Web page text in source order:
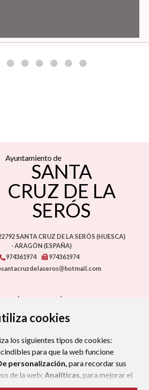
cookies
los siguientes tipos de cookies:
para que la web funcione
personalización, para recordar sus
de la web; Analíticas, para mejorar el
la web y sus servicios.
Ayuntamiento de
SANTA
CRUZ DE LA
SERÓS
SANTA CRUZ DE LA SERÓS (HUESCA)
- ARAGÓN (ESPAÑA)
974361974
974361974
DE DATOS
POLÍTICA DE COOKIES